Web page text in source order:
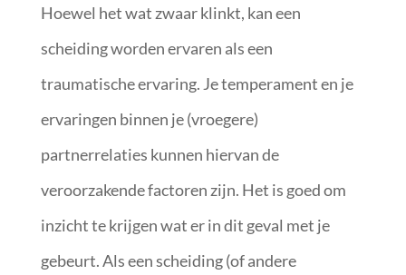
Hoewel het wat zwaar klinkt, kan een
scheiding worden ervaren als een
traumatische ervaring. Je temperament en je
ervaringen binnen je (vroegere)
partnerrelaties kunnen hiervan de
veroorzakende factoren zijn. Het is goed om
inzicht te krijgen wat er in dit geval met je
gebeurt. Als een scheiding (of andere